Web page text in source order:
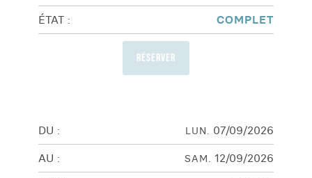
COMPLET
Réserver
LUN. 07/09/2026
SAM. 12/09/2026